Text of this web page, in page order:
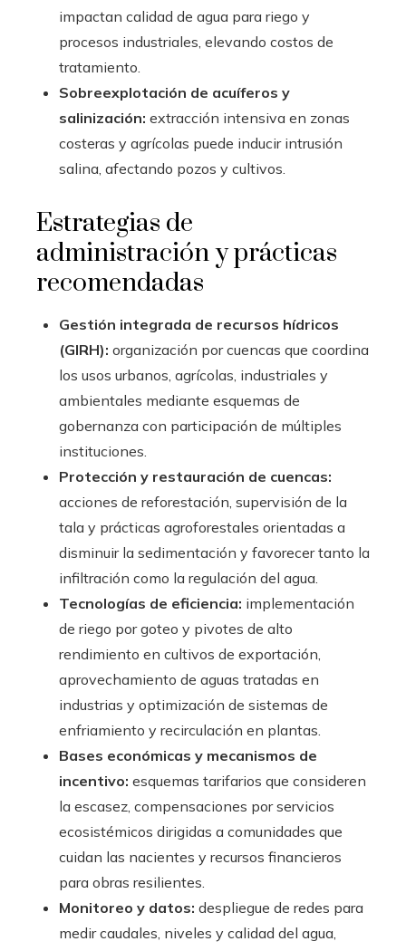
impactan calidad de agua para riego y
procesos industriales, elevando costos de
tratamiento.
Sobreexplotación de acuíferos y
salinización: extracción intensiva en zonas
costeras y agrícolas puede inducir intrusión
salina, afectando pozos y cultivos.
Estrategias de
administración y prácticas
recomendadas
Gestión integrada de recursos hídricos
(GIRH): organización por cuencas que coordina
los usos urbanos, agrícolas, industriales y
ambientales mediante esquemas de
gobernanza con participación de múltiples
instituciones.
Protección y restauración de cuencas:
acciones de reforestación, supervisión de la
tala y prácticas agroforestales orientadas a
disminuir la sedimentación y favorecer tanto la
infiltración como la regulación del agua.
Tecnologías de eficiencia: implementación
de riego por goteo y pivotes de alto
rendimiento en cultivos de exportación,
aprovechamiento de aguas tratadas en
industrias y optimización de sistemas de
enfriamiento y recirculación en plantas.
Bases económicas y mecanismos de
incentivo: esquemas tarifarios que consideren
la escasez, compensaciones por servicios
ecosistémicos dirigidas a comunidades que
cuidan las nacientes y recursos financieros
para obras resilientes.
Monitoreo y datos: despliegue de redes para
medir caudales, niveles y calidad del agua,